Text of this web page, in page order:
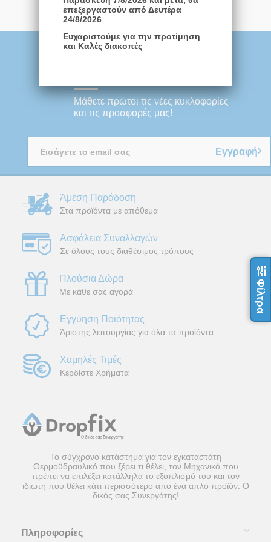
Φίλτρα
Εγγραφή στο
Μάθετε πρώτοι τις νέες κυκλοφορίες
και τις προσφορές μας!
Εγγραφή
Άμεση Παράδοση
Στα προϊόντα με απόθεμα
Ασφάλεια Συναλλαγών
Σε όλους τους διαθέσιμος τρόπους
Πλούσια Δώρα
Με κάθε σας αγορά
Εγγύηση Ποιότητας
Άριστης λειτουργίας για όλα τα προϊόντα
Χαμηλές Τιμές
Κερδίστε Χρήματα
Το σύγχρονο κατάστημα για τον εγκαταστάτη
Θερμοϋδραυλικό που ξέρει τι θέλει, τον Μηχανικό που
πρέπει να επιλέξει κατάλληλα το εξοπλισμό του και τον
ιδιώτη που θέλει κάτι περισσότερο απο ένα απλό προϊόν. Ο
δικός σας Συνεργάτης!
Πληροφορίες
επεξεργαστούν από Δευτέρα
24/8/2026
Ευχαριστούμε για την προτίμηση
και Καλές διακοπές